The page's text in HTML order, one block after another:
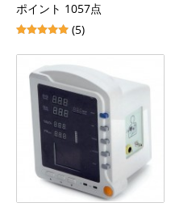
ポイント 1057点
(5)